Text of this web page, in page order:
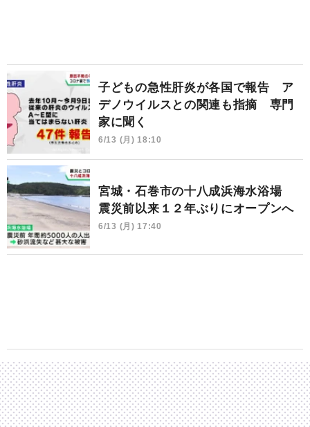
子どもの急性肝炎が各国で報告 ア
デノウイルスとの関連も指摘 専門
家に聞く
6/13 (月) 18:10
宮城・石巻市の十八成浜海水浴場
震災前以来１２年ぶりにオープンへ
6/13 (月) 17:40